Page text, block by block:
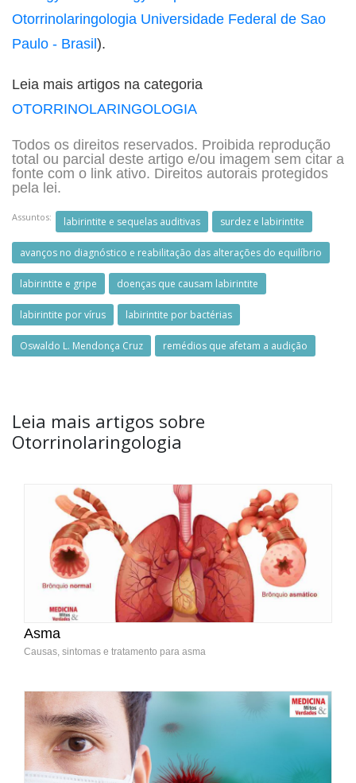
Otorrinolaringologia Universidade Federal de Sao
Paulo - Brasil ).
Leia mais artigos na categoria
OTORRINOLARINGOLOGIA
Todos os direitos reservados. Proibida reprodução
total ou parcial deste artigo e/ou imagem sem citar a
fonte com o link ativo. Direitos autorais protegidos
pela lei.
Assuntos: labirintite e sequelas auditivas surdez e labirintite
avanços no diagnóstico e reabilitação das alterações do equilíbrio
labirintite e gripe doenças que causam labirintite
labirintite por vírus labirintite por bactérias
Oswaldo L. Mendonça Cruz remédios que afetam a audição
Leia mais artigos sobre
Otorrinolaringologia
Asma
Causas, sintomas e tratamento para asma